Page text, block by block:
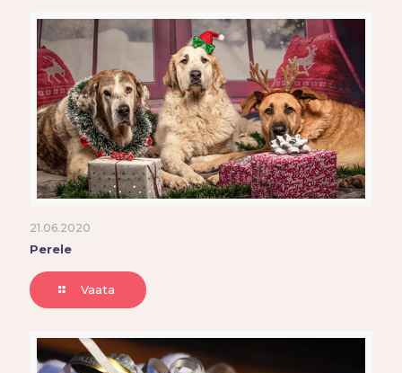
21.06.2020
Perele
Vaata